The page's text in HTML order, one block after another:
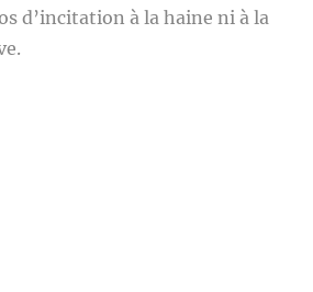
d’incitation à la haine ni à la